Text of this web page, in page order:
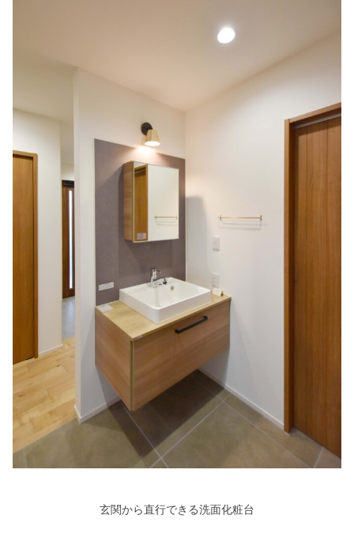
玄関から直行できる洗面化粧台